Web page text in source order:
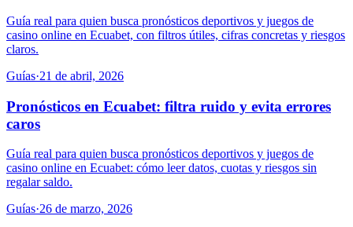
Guía real para quien busca pronósticos deportivos y juegos de
casino online en Ecuabet, con filtros útiles, cifras concretas y riesgos
claros.
Guías·21 de abril, 2026
Pronósticos en Ecuabet: filtra ruido y evita errores
caros
Guía real para quien busca pronósticos deportivos y juegos de
casino online en Ecuabet: cómo leer datos, cuotas y riesgos sin
regalar saldo.
Guías·26 de marzo, 2026